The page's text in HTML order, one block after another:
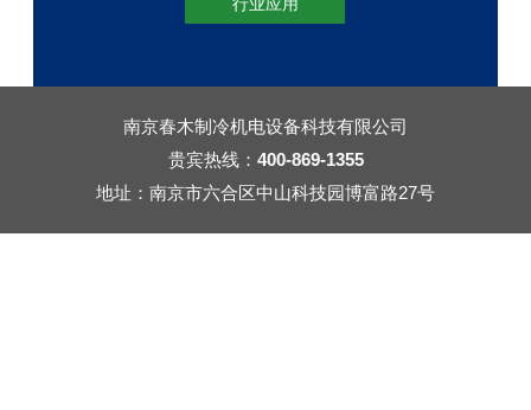
南京春木制冷机电设备科技有限公司
贵宾热线： 400-869-1355
地址：南京市六合区中山科技园博富路27号